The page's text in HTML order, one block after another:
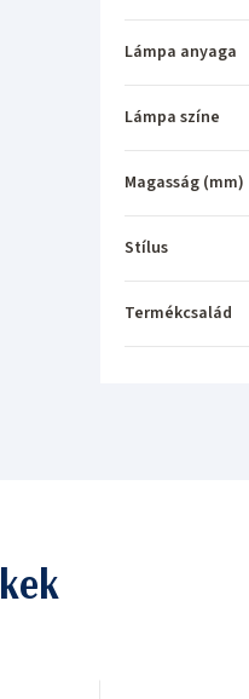
Lámpa anyaga
Lámpa színe
Magasság (mm)
Stílus
Termékcsalád